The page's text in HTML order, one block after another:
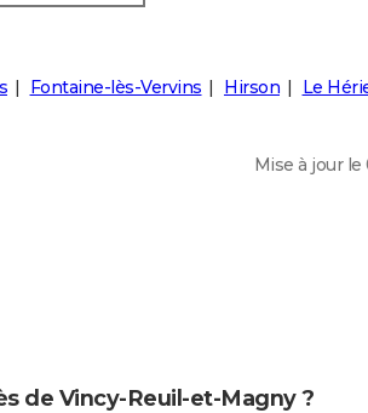
Fontaine-lès-Vervins Hirson
Le
Mise à jour
de Vincy-Reuil-et-Magny ?